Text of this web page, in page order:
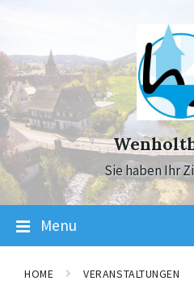
navigation
Sie haben Ihr
Menu
HOME VERANSTALTUNGEN